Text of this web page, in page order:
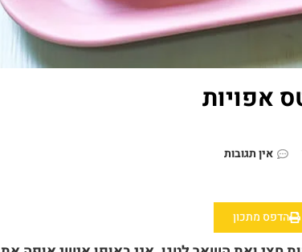
אפויות
אין תגובות
הדפס מתכון